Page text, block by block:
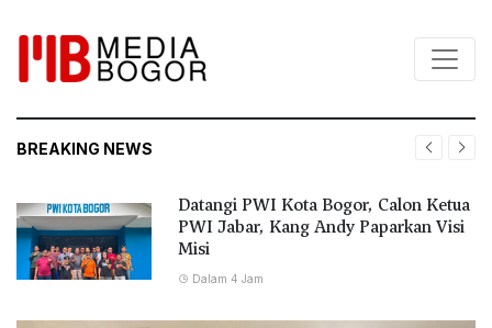
BREAKING NEWS
Datangi PWI Kota Bogor, Calon Ketua
PWI Jabar, Kang Andy Paparkan Visi
Misi
Dalam 4 Jam